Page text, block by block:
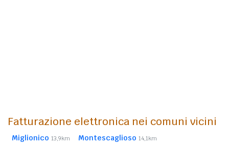
Fatturazione elettronica nei comuni vicini
Miglionico 13,9km Montescaglioso 14,1km